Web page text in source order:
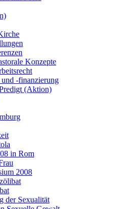
Konzepte
-finanzierung
(Aktion)
in Rom
2008
der Sexualität